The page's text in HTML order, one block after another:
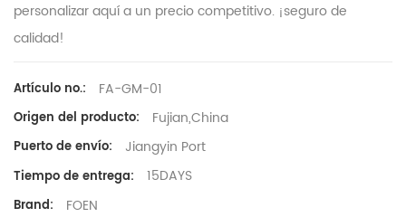
personalizar aquí a un precio competitivo. ¡seguro de
calidad!
Artículo no.: FA-GM-01
Origen del producto: Fujian,China
Puerto de envío: Jiangyin Port
Tiempo de entrega: 15DAYS
Brand: FOEN